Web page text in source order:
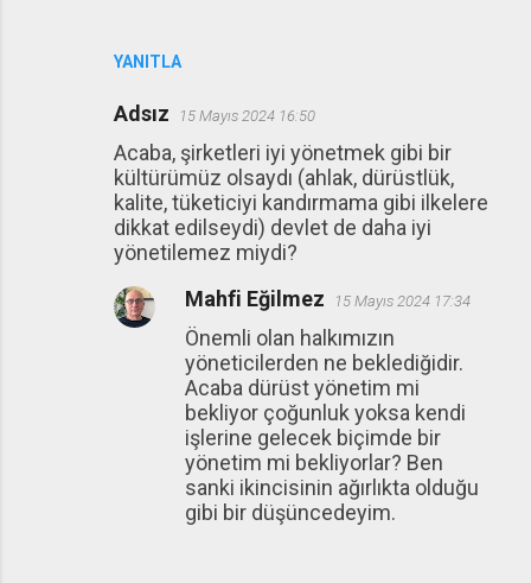
YANITLA
Adsız 15 Mayıs 2024 16:50
Acaba, şirketleri iyi yönetmek gibi bir
kültürümüz olsaydı (ahlak, dürüstlük,
kalite, tüketiciyi kandırmama gibi ilkelere
dikkat edilseydi) devlet de daha iyi
yönetilemez miydi?
Mahfi Eğilmez 15 Mayıs 2024 17:34
Önemli olan halkımızın
yöneticilerden ne beklediğidir.
Acaba dürüst yönetim mi
bekliyor çoğunluk yoksa kendi
işlerine gelecek biçimde bir
yönetim mi bekliyorlar? Ben
sanki ikincisinin ağırlıkta olduğu
gibi bir düşüncedeyim.